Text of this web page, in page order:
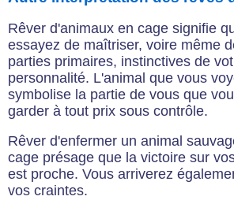
Rêver d'animaux en cage signifie
essayez de maîtriser, voire même
parties primaires, instinctives de
personnalité. L'animal que vous
symbolise la partie de vous que
garder à tout prix sous contrôle.
Rêver d'enfermer un animal
cage présage que la victoire sur
est proche. Vous arriverez
vos craintes.